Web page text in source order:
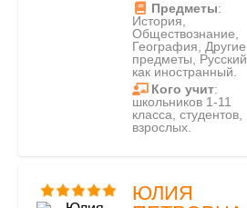
Предметы:
История,
Обществознание,
География, Другие
предметы, Русский
как иностранный.
Кого учит:
школьников 1-11
класса, студентов,
взрослых.
ЮЛИЯ